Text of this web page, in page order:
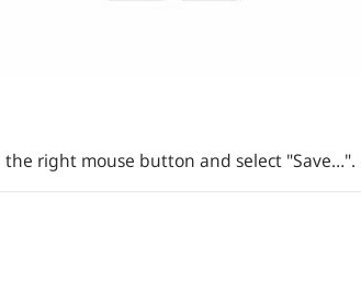
right mouse button and select "Save…".